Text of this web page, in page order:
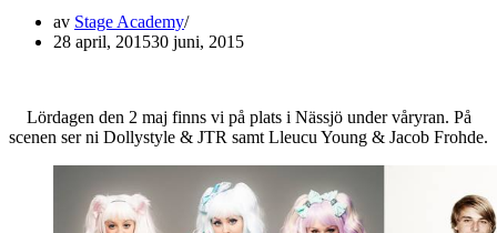
av Stage Academy
28 april, 201530 juni, 2015
Lördagen den 2 maj finns vi på plats i Nässjö under våryran. På
scenen ser ni Dollystyle & JTR samt Lleucu Young & Jacob Frohde.